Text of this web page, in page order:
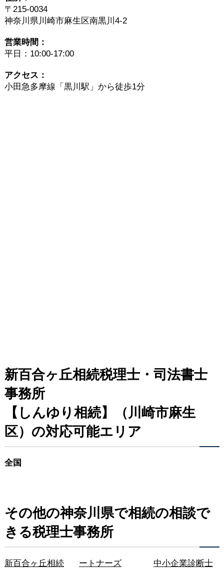
〒215-0034
神奈川県川崎市麻生区南黒川4-2
平日：10:00-17:00
小田急多摩線「黒川駅」から徒歩1分
新百合ヶ丘相続税理士・司法書士
事務所
【しんゆり相続】（川崎市麻生
区）の対応可能エリア
全国
その他の神奈川県で相続の相談で
きる税理士事務所
新百合ヶ丘相続 ートナーズ 中小企業診断士